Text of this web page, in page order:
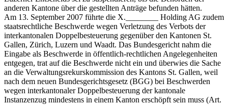
anderen Kantone über die gestellten Anträge befunden hätten.
Am 13. September 2007 führte die X.________ Holding AG zudem
staatsrechtliche Beschwerde wegen Verletzung des Verbots der
interkantonalen Doppelbesteuerung gegenüber den Kantonen St.
Gallen, Zürich, Luzern und Waadt. Das Bundesgericht nahm die
Eingabe als Beschwerde in öffentlich-rechtlichen Angelegenheiten
entgegen, trat auf die Beschwerde nicht ein und überwies die Sache
an die Verwaltungsrekurskommission des Kantons St. Gallen, weil
nach dem neuen Bundesgerichtsgesetz (BGG) bei Beschwerden
wegen interkantonaler Doppelbesteuerung der kantonale
Instanzenzug mindestens in einem Kanton erschöpft sein muss (Art.